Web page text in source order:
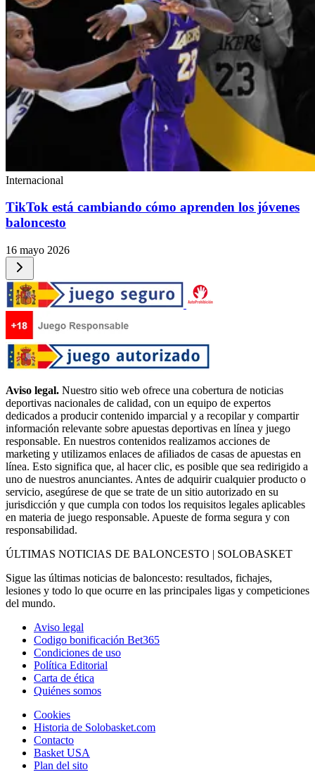
Internacional
TikTok está cambiando cómo aprenden los jóvenes
baloncesto
16 mayo 2026
Aviso legal. Nuestro sitio web ofrece una cobertura de noticias
deportivas nacionales de calidad, con un equipo de expertos
dedicados a producir contenido imparcial y a recopilar y compartir
información relevante sobre apuestas deportivas en línea y juego
responsable. En nuestros contenidos realizamos acciones de
marketing y utilizamos enlaces de afiliados de casas de apuestas en
línea. Esto significa que, al hacer clic, es posible que sea redirigido a
uno de nuestros anunciantes. Antes de adquirir cualquier producto o
servicio, asegúrese de que se trate de un sitio autorizado en su
jurisdicción y que cumpla con todos los requisitos legales aplicables
en materia de juego responsable. Apueste de forma segura y con
responsabilidad.
ÚLTIMAS NOTICIAS DE BALONCESTO | SOLOBASKET
Sigue las últimas noticias de baloncesto: resultados, fichajes,
lesiones y todo lo que ocurre en las principales ligas y competiciones
del mundo.
Aviso legal
Codigo bonificación Bet365
Condiciones de uso
Política Editorial
Carta de ética
Quiénes somos
Cookies
Historia de Solobasket.com
Contacto
Basket USA
Plan del sito